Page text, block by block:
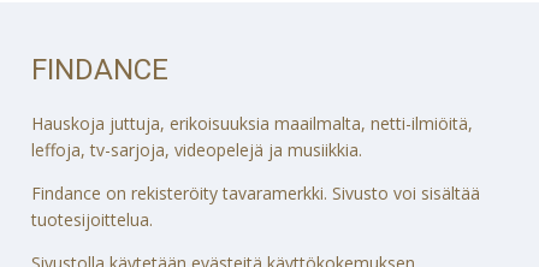
FINDANCE
Hauskoja juttuja, erikoisuuksia maailmalta, netti-ilmiöitä,
leffoja, tv-sarjoja, videopelejä ja musiikkia.
Findance on rekisteröity tavaramerkki. Sivusto voi sisältää
tuotesijoittelua.